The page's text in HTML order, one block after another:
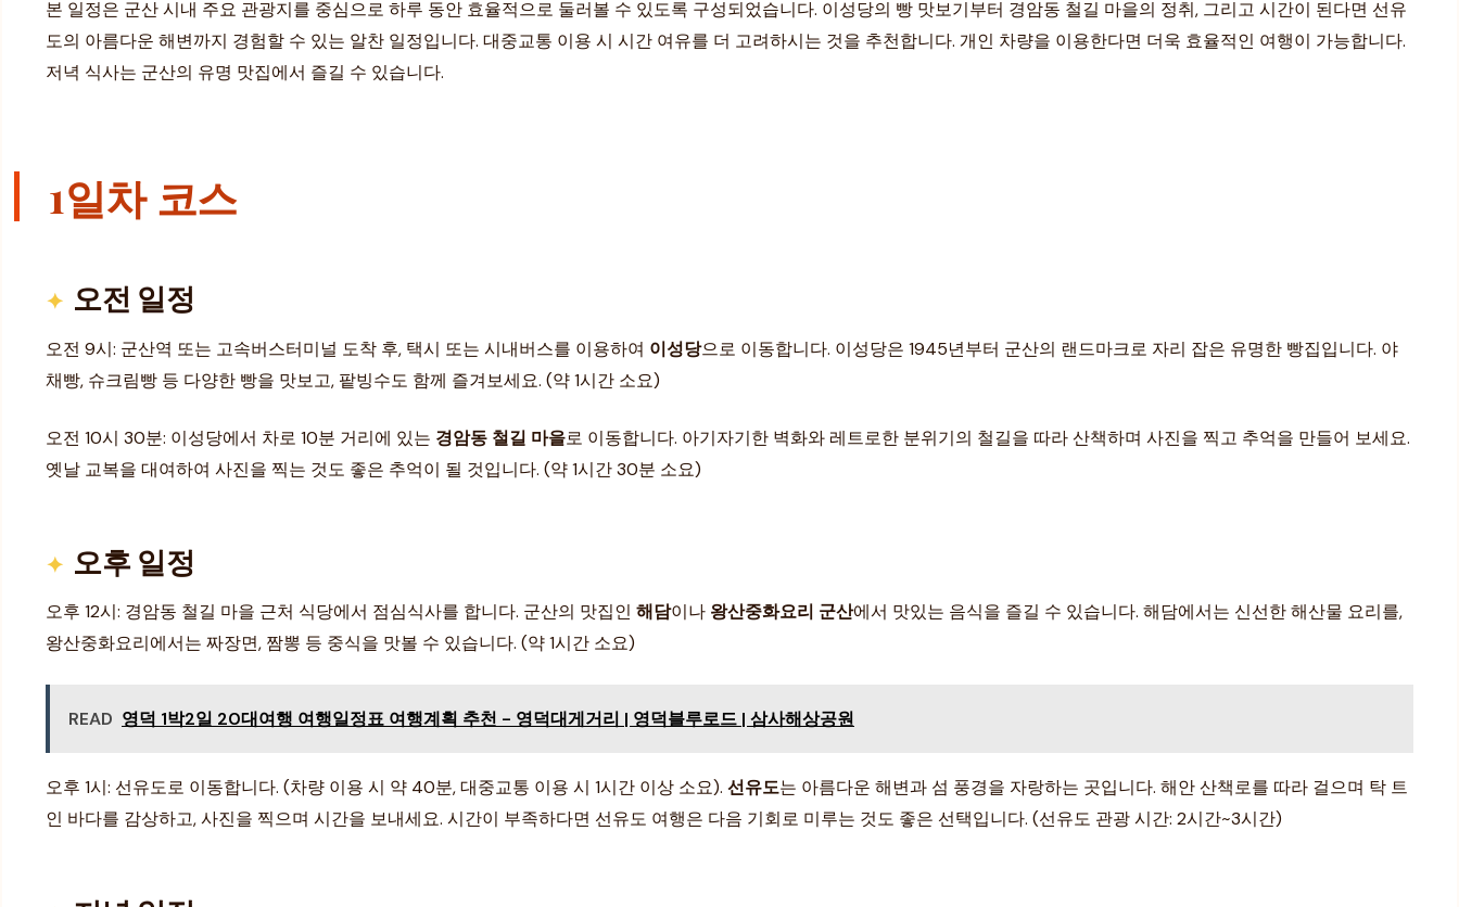
본 일정은 군산 시내 주요 관광지를 중심으로 하루 동안 효율적으로 둘러볼 수 있도록 구성되었습니다. 이성당의 빵 맛보기부터 경암동 철길 마을의 정취, 그리고 시간이 된다면 선유
도의 아름다운 해변까지 경험할 수 있는 알찬 일정입니다. 대중교통 이용 시 시간 여유를 더 고려하시는 것을 추천합니다. 개인 차량을 이용한다면 더욱 효율적인 여행이 가능합니다.
저녁 식사는 군산의 유명 맛집에서 즐길 수 있습니다.
1일차 코스
오전 일정
오전 9시: 군산역 또는 고속버스터미널 도착 후, 택시 또는 시내버스를 이용하여 이성당으로 이동합니다. 이성당은 1945년부터 군산의 랜드마크로 자리 잡은 유명한 빵집입니다. 야
채빵, 슈크림빵 등 다양한 빵을 맛보고, 팥빙수도 함께 즐겨보세요. (약 1시간 소요)
오전 10시 30분: 이성당에서 차로 10분 거리에 있는 경암동 철길 마을로 이동합니다. 아기자기한 벽화와 레트로한 분위기의 철길을 따라 산책하며 사진을 찍고 추억을 만들어 보세요.
옛날 교복을 대여하여 사진을 찍는 것도 좋은 추억이 될 것입니다. (약 1시간 30분 소요)
오후 일정
오후 12시: 경암동 철길 마을 근처 식당에서 점심식사를 합니다. 군산의 맛집인 해담이나 왕산중화요리 군산에서 맛있는 음식을 즐길 수 있습니다. 해담에서는 신선한 해산물 요리를,
왕산중화요리에서는 짜장면, 짬뽕 등 중식을 맛볼 수 있습니다. (약 1시간 소요)
READ 영덕 1박2일 20대여행 여행일정표 여행계획 추천 - 영덕대게거리 | 영덕블루로드 | 삼사해상공원
오후 1시: 선유도로 이동합니다. (차량 이용 시 약 40분, 대중교통 이용 시 1시간 이상 소요). 선유도는 아름다운 해변과 섬 풍경을 자랑하는 곳입니다. 해안 산책로를 따라 걸으며 탁 트
인 바다를 감상하고, 사진을 찍으며 시간을 보내세요. 시간이 부족하다면 선유도 여행은 다음 기회로 미루는 것도 좋은 선택입니다. (선유도 관광 시간: 2시간~3시간)